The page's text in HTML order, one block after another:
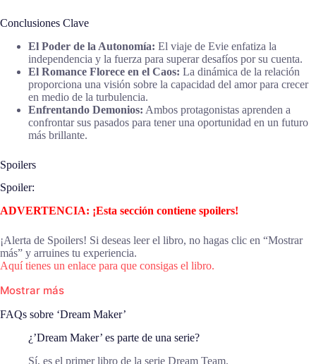
Conclusiones Clave
El Poder de la Autonomía: El viaje de Evie enfatiza la
independencia y la fuerza para superar desafíos por su cuenta.
El Romance Florece en el Caos: La dinámica de la relación
proporciona una visión sobre la capacidad del amor para crecer
en medio de la turbulencia.
Enfrentando Demonios: Ambos protagonistas aprenden a
confrontar sus pasados para tener una oportunidad en un futuro
más brillante.
Spoilers
Spoiler:
ADVERTENCIA: ¡Esta sección contiene spoilers!
¡Alerta de Spoilers! Si deseas leer el libro, no hagas clic en “Mostrar
más” y arruines tu experiencia.
Aquí tienes un enlace para que consigas el libro.
Mostrar más
FAQs sobre ‘Dream Maker’
¿’Dream Maker’ es parte de una serie?
Sí, es el primer libro de la serie Dream Team.